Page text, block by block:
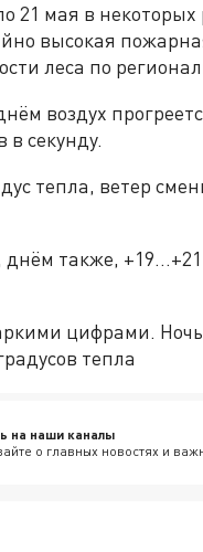
21 мая в некоторых
высокая
леса по
воздух
в секунду.
тепла, ветер
также, +19…+21
цифрами.
тепла
на наши каналы
о главных новостях и